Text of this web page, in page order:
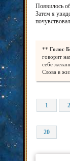
Появилось
Затем я
** Голос
говорит
себе
Слова в
1 2
20